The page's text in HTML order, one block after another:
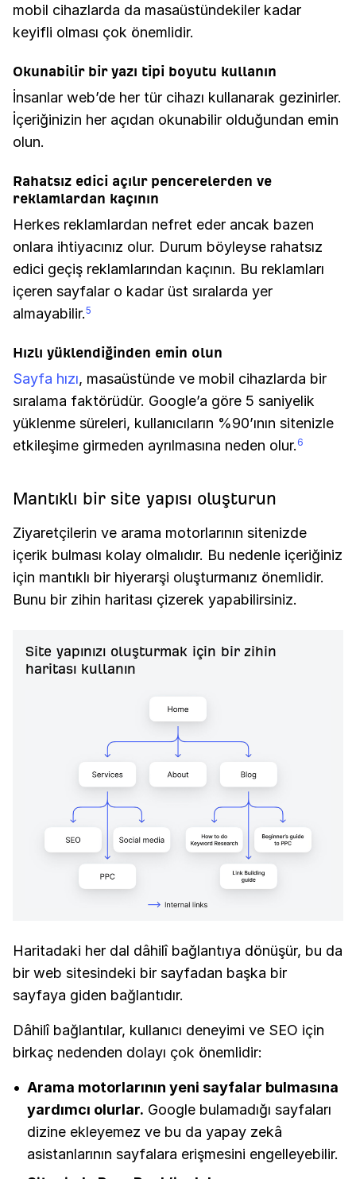
mobil cihazlarda da masaüstündekiler kadar
keyifli olması çok önemlidir.
Okunabilir bir yazı tipi boyutu kullanın
İnsanlar web’de her tür cihazı kullanarak gezinirler.
İçeriğinizin her açıdan okunabilir olduğundan emin
olun.
Rahatsız edici açılır pencerelerden ve
reklamlardan kaçının
Herkes reklamlardan nefret eder ancak bazen
onlara ihtiyacınız olur. Durum böyleyse rahatsız
edici geçiş reklamlarından kaçının. Bu reklamları
içeren sayfalar o kadar üst sıralarda yer
almayabilir.5
Hızlı yüklendiğinden emin olun
Sayfa hızı, masaüstünde ve mobil cihazlarda bir
sıralama faktörüdür. Google’a göre 5 saniyelik
yüklenme süreleri, kullanıcıların %90’ının sitenizle
etkileşime girmeden ayrılmasına neden olur. 6
Mantıklı bir site yapısı oluşturun
Ziyaretçilerin ve arama motorlarının sitenizde
içerik bulması kolay olmalıdır. Bu nedenle içeriğiniz
için mantıklı bir hiyerarşi oluşturmanız önemlidir.
Bunu bir zihin haritası çizerek yapabilirsiniz.
Site yapınızı oluşturmak için bir zihin
haritası kullanın
Haritadaki her dal dâhilî bağlantıya dönüşür, bu da
bir web sitesindeki bir sayfadan başka bir
sayfaya giden bağlantıdır.
Dâhilî bağlantılar, kullanıcı deneyimi ve SEO için
birkaç nedenden dolayı çok önemlidir:
Arama motorlarının yeni sayfalar bulmasına
yardımcı olurlar. Google bulamadığı sayfaları
dizine ekleyemez ve bu da yapay zekâ
asistanlarının sayfalara erişmesini engelleyebilir.